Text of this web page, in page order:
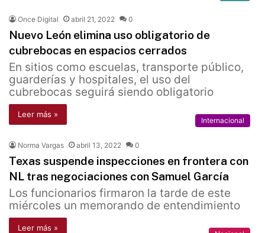
Once Digital abril 21, 2022 0
Nuevo León elimina uso obligatorio de
cubrebocas en espacios cerrados
En sitios como escuelas, transporte público,
guarderías y hospitales, el uso del
cubrebocas seguirá siendo obligatorio
Leer más »
Internacional
Norma Vargas abril 13, 2022 0
Texas suspende inspecciones en frontera con
NL tras negociaciones con Samuel García
Los funcionarios firmaron la tarde de este
miércoles un memorando de entendimiento
Leer más »